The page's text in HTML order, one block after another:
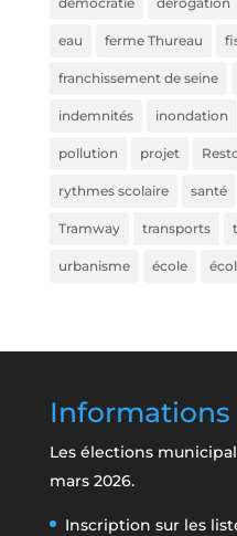
eau ferme Thureau
franchissement de seine
indemnités inondation
pollution projet
rythmes scolaire santé
Tramway transports
urbanisme école
Les élections
mars 2026.
Inscription sur les